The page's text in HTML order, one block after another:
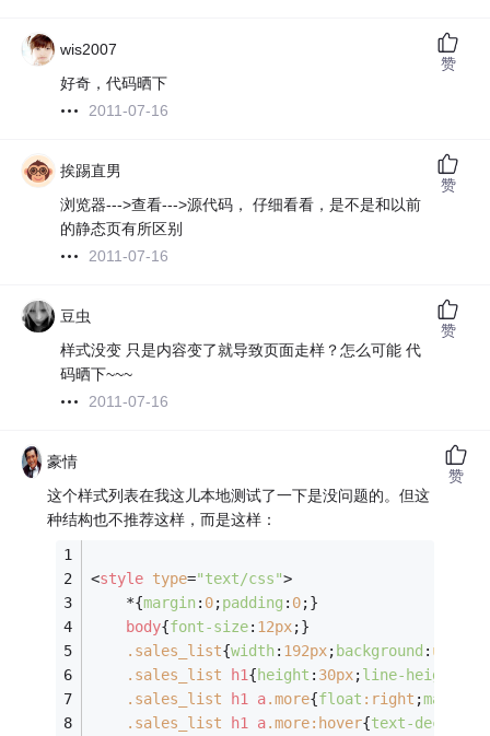
wis2007
好奇，代码晒下
2011-07-16
赞
挨踢直男
浏览器--->查看--->源代码， 仔细看看，是不是和以前
的静态页有所区别
2011-07-16
赞
豆虫
样式没变 只是内容变了就导致页面走样？怎么可能 代
码晒下~~~
2011-07-16
赞
豪情
这个样式列表在我这儿本地测试了一下是没问题的。但这
种结构也不推荐这样，而是这样：
<style type="text/css">
	*{
margin: 0;padding : 0;}
body{font-size: 12px;}
.sales_list{width: 192px; background : url
.sales_list
h1{height : 30px;line-height
.sales_list
h1 a.more{float :right ;
.sales_list
h1 a.more:hover{text-
赞